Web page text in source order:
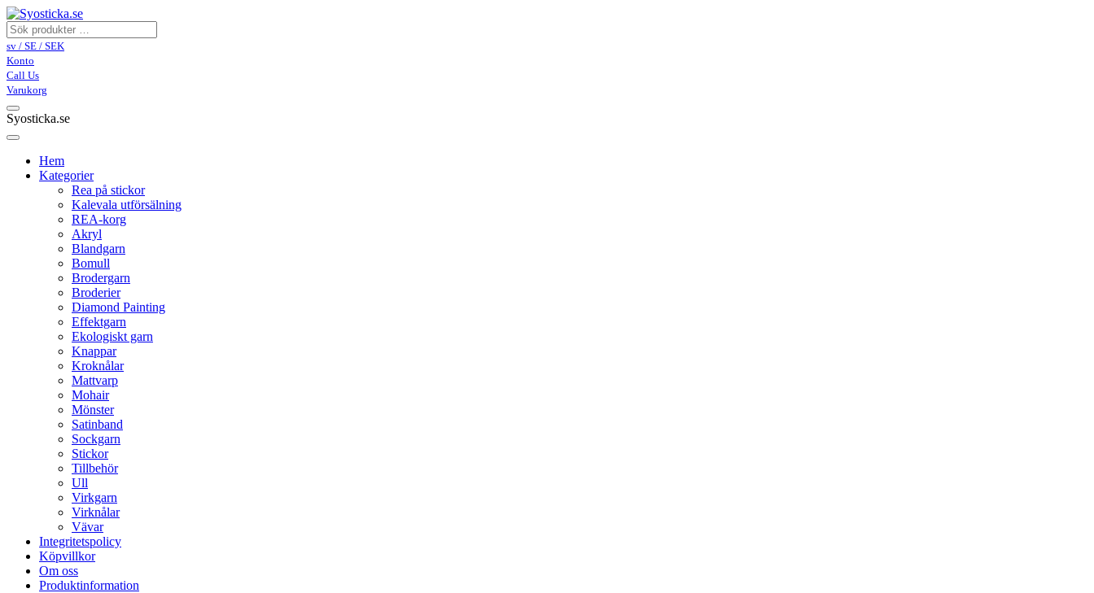
sv / SE / SEK
Konto
Call Us
Varukorg
Syosticka.se
Hem
Kategorier
Rea på stickor
Kalevala utförsälning
REA-korg
Akryl
Blandgarn
Bomull
Brodergarn
Broderier
Diamond Painting
Effektgarn
Ekologiskt garn
Knappar
Kroknålar
Mattvarp
Mohair
Mönster
Satinband
Sockgarn
Stickor
Tillbehör
Ull
Virkgarn
Virknålar
Vävar
Integritetspolicy
Köpvillkor
Om oss
Produktinformation